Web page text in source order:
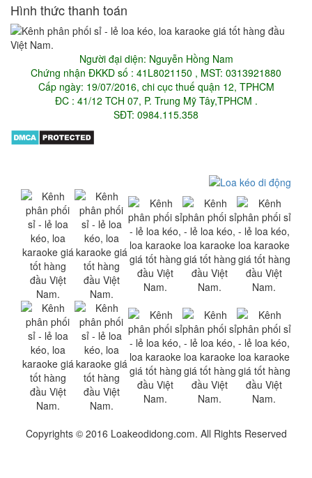
Hình thức thanh toán
Người đại diện: Nguyễn Hồng Nam
Chứng nhận ĐKKD số : 41L8021150 , MST: 0313921880
Cấp ngày: 19/07/2016, chi cục thuế quận 12, TPHCM
ĐC : 41/12 TCH 07, P. Trung Mỹ Tây,TPHCM .
SĐT: 0984.115.358
Copyrights © 2016 Loakeodidong.com. All Rights Reserved